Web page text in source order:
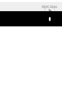
REKLAMA